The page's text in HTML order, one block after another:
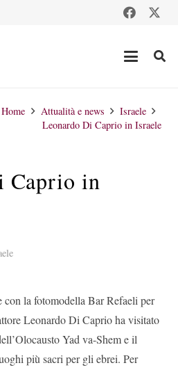
Home Attualità e news
Israele
Leonardo Di Caprio in Israele
Caprio in
la fotomodella Bar Refaeli per
Leonardo Di Caprio ha visitato
Yad va-Shem e il
più sacri per gli ebrei. Per